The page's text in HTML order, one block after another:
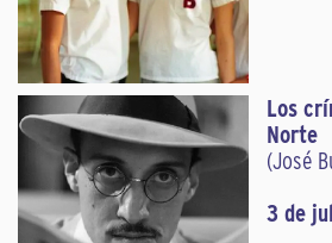
Los
Norte
(José
3 de